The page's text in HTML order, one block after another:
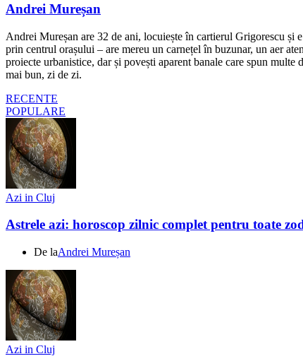
Andrei Mureșan
Andrei Mureșan are 32 de ani, locuiește în cartierul Grigorescu
prin centrul orașului – are mereu un carnețel în buzunar, un aer
proiecte urbanistice, dar și povești aparent banale care spun
mai bun, zi de zi.
RECENTE
POPULARE
Azi in Cluj
Astrele azi: horoscop zilnic complet pentru toate
De laAndrei Mureșan
Azi in Cluj